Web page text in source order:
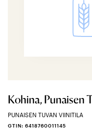
Kohina, Punaisen
PUNAISEN TUVAN VIINITILA
GTIN: 6418760011145